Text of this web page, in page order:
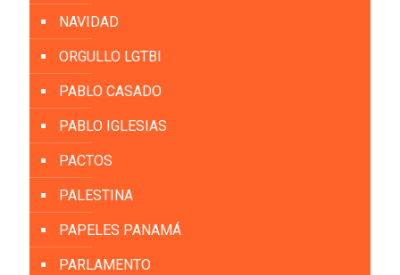
NAVIDAD
ORGULLO LGTBI
PABLO CASADO
PABLO IGLESIAS
PACTOS
PALESTINA
PAPELES PANAMÁ
PARLAMENTO